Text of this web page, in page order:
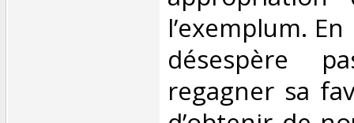
l’exemplum.
désespère
regagner sa